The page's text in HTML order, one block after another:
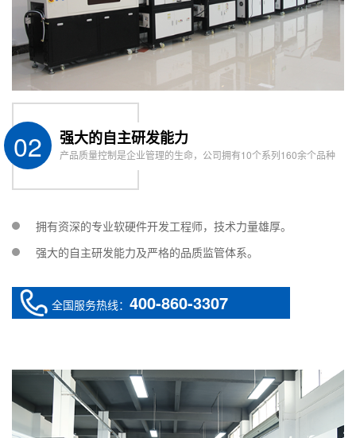
02 强大的自主研发能力
产品质量控制是企业管理的生命，公司拥有10个系列160余个品种
拥有资深的专业软硬件开发工程师，技术力量雄厚。
强大的自主研发能力及严格的品质监管体系。
全国服务热线： 400-860-3307